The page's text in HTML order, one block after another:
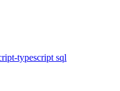
typescript sql